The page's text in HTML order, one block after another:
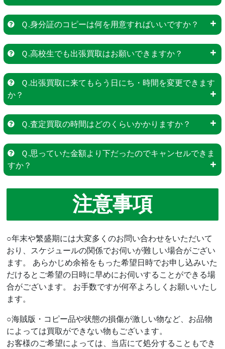
Ｑ.身分証のコピーは何を用意すればいいですか？
Ｑ.高校生でも出張買取はお願いできますか？
Ｑ.出張買取に来てもらう日にち・時間を変更できます
か？
Ｑ.査定買取の時間はどのくらいかかりますか？
Ｑ.思っていた金額より下だったのでキャンセルできま
すか？
注意事項
○年末や繁盛期には大変多くのお問い合わせをいただいて
おり、スケジュールの関係でお伺いが難しい場合がござい
ます。 あらかじめ余裕をもった希望日時でお申し込みいた
だけるとご希望の日時に早めにお伺いすることができる場
合がございます。 お手数ですが何卒よろしくお願いいたし
ます。
○海賊版・コピー品や状態の損傷が激しい物など、お品物
によっては買取ができない物もございます。
お客様のご希望によっては、当店にて処分することもでき